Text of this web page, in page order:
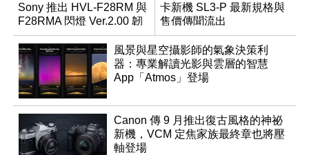
Sony 推出 HVL-F28RM 與
F28RMA 閃燈 Ver.2.00 韌
體
卡新機 SL3-P 最新規格與
售價傳聞流出
風景與星空攝影師的氣象決策利
器：專業解讀光影與雲層的智慧
App「Atmos」登場
Canon 傳 9 月推出復古風格的神祕
新機，VCM 定焦家族最終章也將壓
軸登場